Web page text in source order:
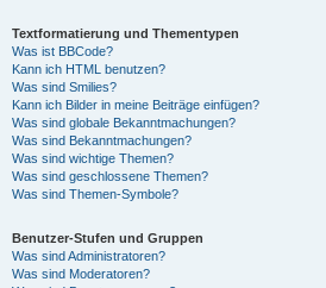
Textformatierung und Thementypen
Was ist BBCode?
Kann ich HTML benutzen?
Was sind Smilies?
Kann ich Bilder in meine Beiträge einfügen?
Was sind globale Bekanntmachungen?
Was sind Bekanntmachungen?
Was sind wichtige Themen?
Was sind geschlossene Themen?
Was sind Themen-Symbole?
Benutzer-Stufen und Gruppen
Was sind Administratoren?
Was sind Moderatoren?